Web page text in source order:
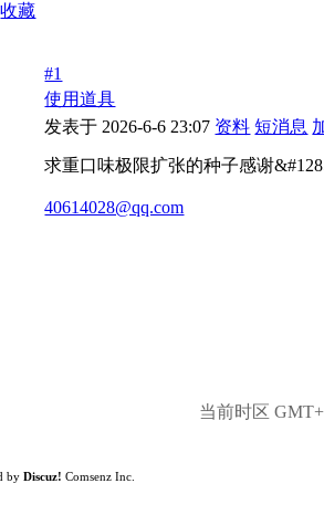
收藏
#1
使用道具
发表于 2026-6-6 23:07 资料 短消息
求重口味极限扩张的种子感谢
40614028@qq.com
当前时区
by Discuz! Comsenz Inc.